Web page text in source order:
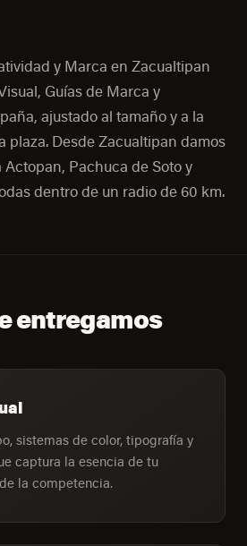
y Marca en Zacualtipan
Guías de Marca y
ajustado al tamaño y a la
plaza. Desde Zacualtipan damos
Pachuca de Soto y
dentro de un radio de 60 km.
entregamos
sistemas de color, tipografía y
captura la esencia de tu
la competencia.